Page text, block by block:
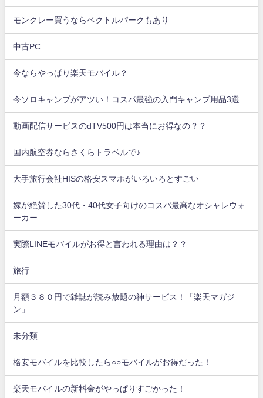
モンクレー買うならベクトルパークもあり
中古PC
今ならやっぱり楽天モバイル？
今ソロキャンプがアツい！コスパ最強の入門キャンプ用品3選
動画配信サービスのdTV500円は本当にお得なの？？
国内航空券ならさくらトラベルで♪
大手旅行会社HISの格安スマホがいろいろとすごい
嫁が絶賛した30代・40代女子向けのコスパ最高なオシャレウォ
ーカー
実際LINEモバイルがお得と言われる理由は？？
旅行
月額３８０円で雑誌が読み放題の神サービス！「楽天マガジ
ン」
未分類
格安モバイルを比較したら○○モバイルがお得だった！
楽天モバイルの新料金がやっぱりすごかった！